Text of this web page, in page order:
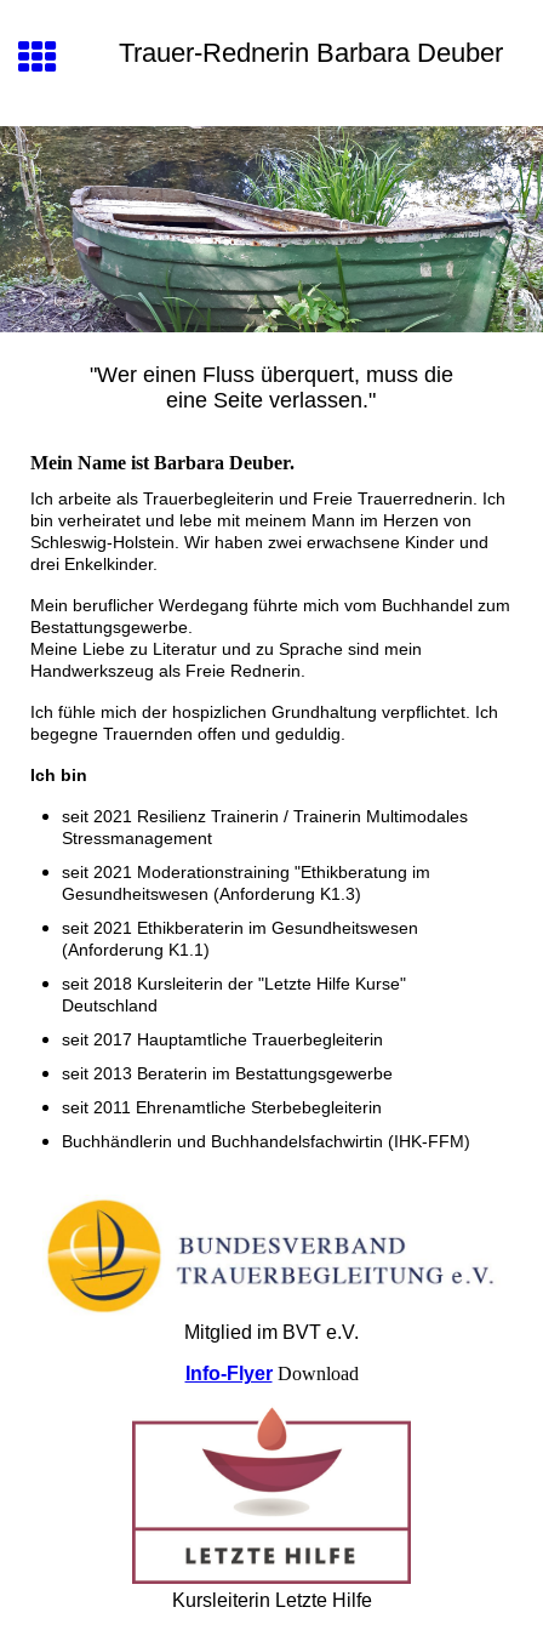
Trauer-Rednerin Barbara Deuber
"Wer einen Fluss überquert, muss die
eine Seite verlassen."
Mein Name ist Barbara Deuber.
Ich arbeite als Trauerbegleiterin und Freie Trauerrednerin. Ich
bin verheiratet und lebe mit meinem Mann im Herzen von
Schleswig-Holstein. Wir haben zwei erwachsene Kinder und
drei Enkelkinder.
Mein beruflicher Werdegang führte mich vom Buchhandel zum
Bestattungsgewerbe.
Meine Liebe zu Literatur und zu Sprache sind mein
Handwerkszeug als Freie Rednerin.
Ich fühle mich der hospizlichen Grundhaltung verpflichtet. Ich
begegne Trauernden offen und geduldig.
Ich bin
seit 2021 Resilienz Trainerin / Trainerin Multimodales
Stressmanagement
seit 2021 Moderationstraining "Ethikberatung im
Gesundheitswesen (Anforderung K1.3)
seit 2021 Ethikberaterin im Gesundheitswesen
(Anforderung K1.1)
seit 2018 Kursleiterin der "Letzte Hilfe Kurse"
Deutschland
seit 2017 Hauptamtliche Trauerbegleiterin
seit 2013 Beraterin im Bestattungsgewerbe
seit 2011 Ehrenamtliche Sterbebegleiterin
Buchhändlerin und Buchhandelsfachwirtin (IHK-FFM)
Mitglied im BVT e.V.
Info-FlyerDownload
Kursleiterin Letzte Hilfe